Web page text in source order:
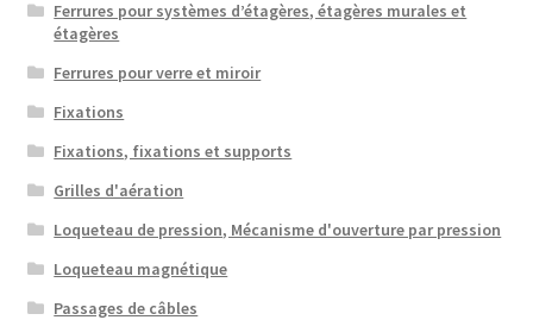
Ferrures pour systèmes d’étagères, étagères murales et
étagères
Ferrures pour verre et miroir
Fixations
Fixations, fixations et supports
Grilles d'aération
Loqueteau de pression, Mécanisme d'ouverture par pression
Loqueteau magnétique
Passages de câbles